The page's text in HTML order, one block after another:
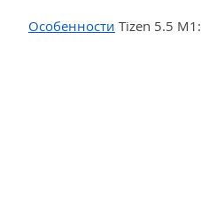
Особенности Tizen 5.5 M1: